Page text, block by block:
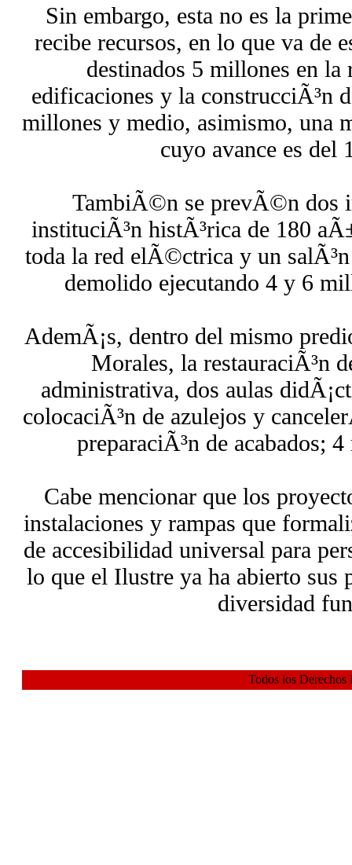
Sin embargo, esta no es la
recibe recursos, en lo que va de
destinados 5 millones en la
edificaciones y la construcciÃ³n
millones y medio, asimismo, una
cuyo avance es del
TambiÃ©n se prevÃ©n dos
instituciÃ³n histÃ³rica de 180
toda la red elÃ©ctrica y un
demolido ejecutando 4 y 6
AdemÃ¡s, dentro del mismo
Morales, la restauraciÃ³n
administrativa, dos aulas
colocaciÃ³n de azulejos y
preparaciÃ³n de acabados;
Cabe mencionar que los
instalaciones y rampas que
de accesibilidad universal para
lo que el Ilustre ya ha abierto sus
diversidad
Todos los Derechos